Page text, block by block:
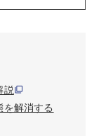
説
解消する